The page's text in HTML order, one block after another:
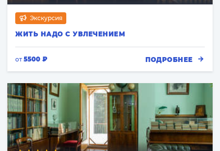
Экскурсия
ЖИТЬ НАДО С УВЛЕЧЕНИЕМ
от 5500 ₽ ПОДРОБНЕЕ